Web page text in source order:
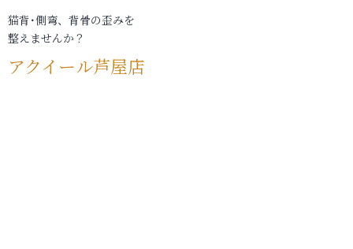
猫背･側弯、背骨の歪みを
整えませんか？
アクイール芦屋店